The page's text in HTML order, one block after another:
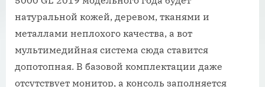
натуральной кожей, деревом, тканями и
металлами неплохого качества, а вот
мультимедийная система сюда ставится
допотопная. В базовой комплектации даже
отсутствует монитор, а консоль заполняется